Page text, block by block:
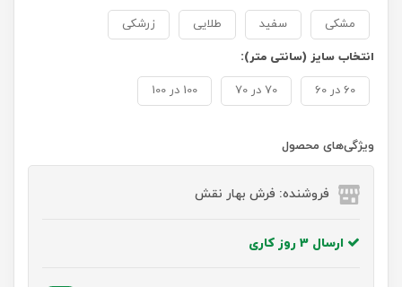
مشکی سفید طلایی زرشکی
انتخاب سایز (سانتی متر):
60 در 60 70 در 70 100 در 100
ویژگی‌های محصول
فروشنده: فرش بهار نقش
ارسال 3 روز کاری